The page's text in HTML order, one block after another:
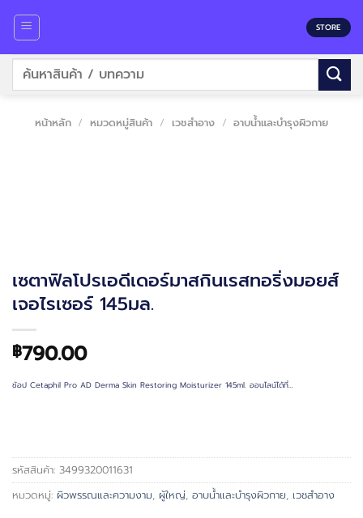
content
STORE
ค้นหา:
หน้าหลัก / หมวดหมู่สินค้า / เวชสำอาง / อาบน้ำและบำรุงผิวกาย
เซตาฟิลโปรเอดีเดอร์มาสกินเรสทอริ่งมอยส์
เจอไรเซอร์ 145มล.
฿790.00
ช้อป Cetaphil Pro AD Derma Skin Restoring Moisturizer 145ml. ออนไลน์ได้ที่…
รหัสสินค้า: 3499320011631
หมวดหมู่: ผิวพรรณและความงาม, ผู้ใหญ่, อาบน้ำและบำรุงผิวกาย, เวชสำอาง